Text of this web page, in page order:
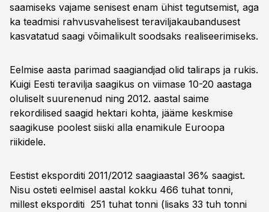
saamiseks vajame senisest enam ühist tegutsemist, aga
ka teadmisi rahvusvahelisest teraviljakaubandusest
kasvatatud saagi võimalikult soodsaks realiseerimiseks.
Eelmise aasta parimad saagiandjad olid taliraps ja rukis.
Kuigi Eesti teravilja saagikus on viimase 10-20 aastaga
oluliselt suurenenud ning 2012. aastal saime
rekordilised saagid hektari kohta, jääme keskmise
saagikuse poolest siiski alla enamikule Euroopa
riikidele.
Eestist eksporditi 2011/2012 saagiaastal 36% saagist.
Nisu osteti eelmisel aastal kokku 466 tuhat tonni,
millest eksporditi 251 tuhat tonni (lisaks 33 tuh tonni